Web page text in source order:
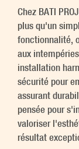
Chez BATI
plus qu'un
fonctionnalité,
aux
installation
sécurité pour
assurant
pensée pour
valoriser
résultat